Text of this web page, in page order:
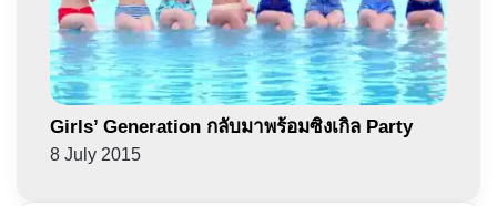
Girls’ Generation กลับมาพร้อมซิงเกิล Party
8 July 2015